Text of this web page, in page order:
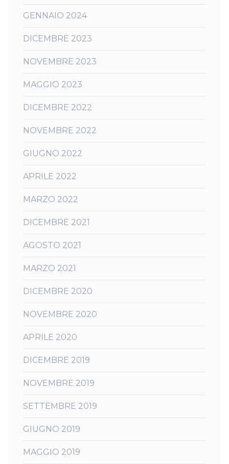
GENNAIO 2024
DICEMBRE 2023
NOVEMBRE 2023
MAGGIO 2023
DICEMBRE 2022
NOVEMBRE 2022
GIUGNO 2022
APRILE 2022
MARZO 2022
DICEMBRE 2021
AGOSTO 2021
MARZO 2021
DICEMBRE 2020
NOVEMBRE 2020
APRILE 2020
DICEMBRE 2019
NOVEMBRE 2019
SETTEMBRE 2019
GIUGNO 2019
MAGGIO 2019